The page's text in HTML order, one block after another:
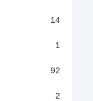
14
1
92
2